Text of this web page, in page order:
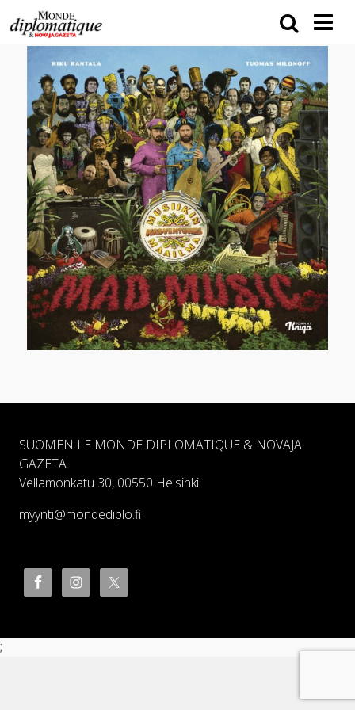
SUOMEN LE MONDE DIPLOMATIQUE & NOVAJA
GAZETA
Vellamonkatu 30, 00550 Helsinki
myynti@mondediplo.fi
;